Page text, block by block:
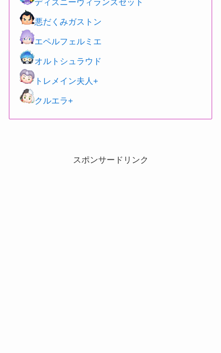
ディズニーヴィランズセット
悪だくみガストン
エペルフェルミエ
オルトシュラウド
トレメイン夫人+
クルエラ+
スポンサードリンク